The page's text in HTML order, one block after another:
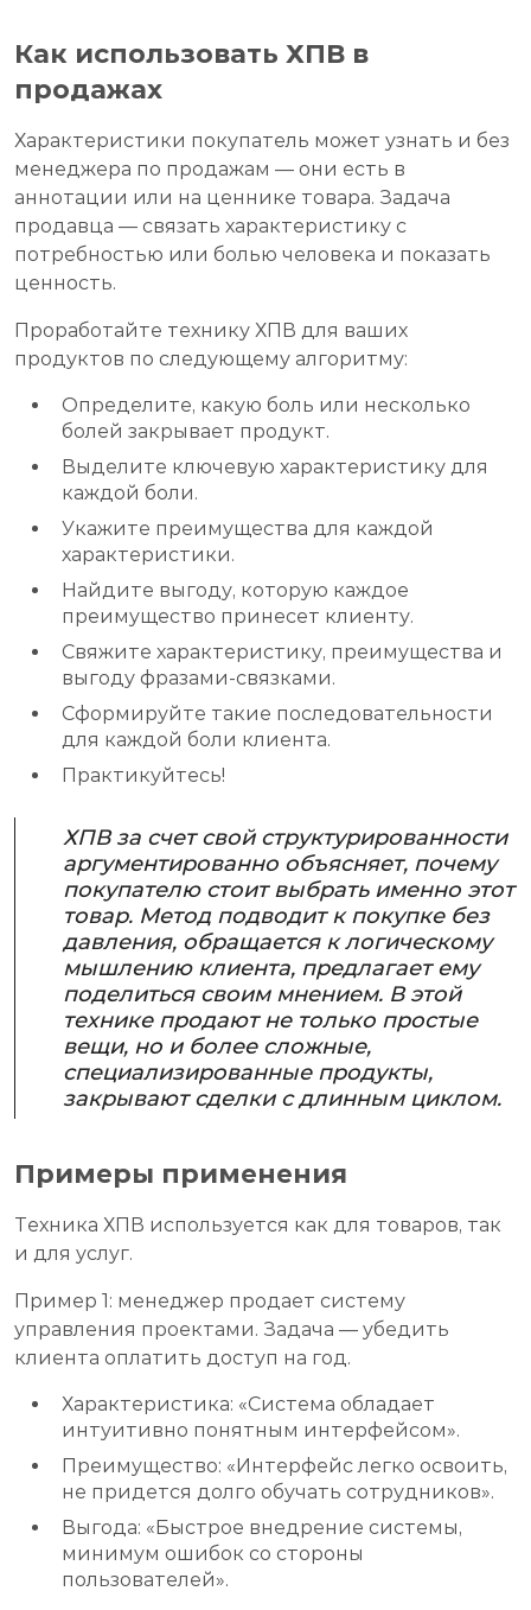
Как использовать ХПВ в
продажах
Характеристики покупатель может узнать и без
менеджера по продажам — они есть в
аннотации или на ценнике товара. Задача
продавца — связать характеристику с
потребностью или болью человека и показать
ценность.
Проработайте технику ХПВ для ваших
продуктов по следующему алгоритму:
Определите, какую боль или несколько
болей закрывает продукт.
Выделите ключевую характеристику для
каждой боли.
Укажите преимущества для каждой
характеристики.
Найдите выгоду, которую каждое
преимущество принесет клиенту.
Свяжите характеристику, преимущества и
выгоду фразами-связками.
Сформируйте такие последовательности
для каждой боли клиента.
Практикуйтесь!
ХПВ за счет свой структурированности
аргументированно объясняет, почему
покупателю стоит выбрать именно этот
товар. Метод подводит к покупке без
давления, обращается к логическому
мышлению клиента, предлагает ему
поделиться своим мнением. В этой
технике продают не только простые
вещи, но и более сложные,
специализированные продукты,
закрывают сделки с длинным циклом.
Примеры применения
Техника ХПВ используется как для товаров, так
и для услуг.
Пример 1: менеджер продает систему
управления проектами. Задача — убедить
клиента оплатить доступ на год.
Характеристика: «Система обладает
интуитивно понятным интерфейсом».
Преимущество: «Интерфейс легко освоить,
не придется долго обучать сотрудников».
Выгода: «Быстрое внедрение системы,
минимум ошибок со стороны
пользователей».